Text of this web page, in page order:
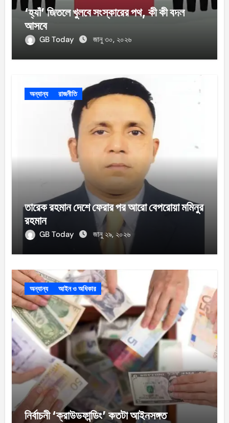
‘হ্যাঁ’ জিতলে খুলবে সংস্কারের পথ, কী কী বদল
আসবে
GB Today জানু ৩০, ২০২৬
অন্যান্য রাজনীতি
তারেক রহমান দেশে ফেরার পর আরো বেপরোয়া মমিনুর
রহমান
GB Today জানু ২৯, ২০২৬
অন্যান্য আইন ও অধিকার
নির্বাচনী ‘ক্রাউডফান্ডিং’ কতটা আইনসঙ্গত